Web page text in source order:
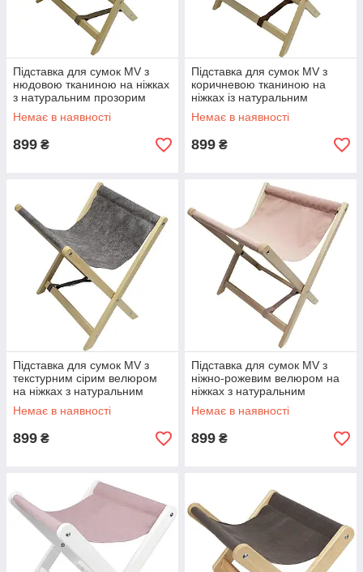
Підставка для сумок MV з
нюдовою тканиною на ніжках
з натуральним прозорим
лаком
Немає в наявності
899 ₴
Підставка для сумок MV з
коричневою тканиною на
ніжках із натуральним
прозорим лаком
Немає в наявності
899 ₴
Підставка для сумок MV з
текстурним сірим велюром
на ніжках з натуральним
прозорим лаком
Немає в наявності
899 ₴
Підставка для сумок MV з
ніжно-рожевим велюром на
ніжках з натуральним
прозорим лаком
Немає в наявності
899 ₴